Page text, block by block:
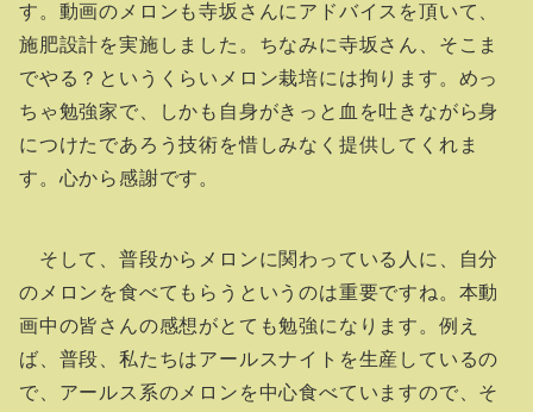
す。動画のメロンも寺坂さんにアドバイスを頂いて、
施肥設計を実施しました。ちなみに寺坂さん、そこま
でやる？というくらいメロン栽培には拘ります。めっ
ちゃ勉強家で、しかも自身がきっと血を吐きながら身
につけたであろう技術を惜しみなく提供してくれま
す。心から感謝です。
そして、普段からメロンに関わっている人に、自分
のメロンを食べてもらうというのは重要ですね。本動
画中の皆さんの感想がとても勉強になります。例え
ば、普段、私たちはアールスナイトを生産しているの
で、アールス系のメロンを中心食べていますので、そ